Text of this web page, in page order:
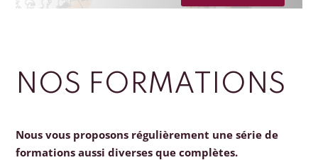
NOS FORMATIONS
Nous vous proposons régulièrement une série de
formations aussi diverses que complètes.